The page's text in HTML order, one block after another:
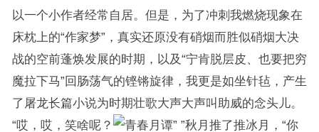
以一个小作者经常自居。但是，为了冲刺我燃烧现象在
床枕上的“作家梦”，真实还原没有硝烟而胜似硝烟大决
战的空前蓬焕发展的时期，以及“宁肯脱层皮、也要把穷
魔拉下马”回肠荡气的铿锵旋律，我更是如坐针毡，产生
了屠龙长篇小说为时期壮歌大声大声叫助威的念头儿。
“哎，哎，笑啥呢？
”秋月推了推冰月，“你